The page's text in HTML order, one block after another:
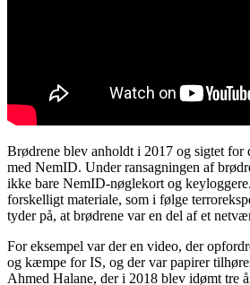
Brødrene blev anholdt i 2017 og sigtet for
med NemID. Under ransagningen af
ikke bare NemID-nøglekort og
forskelligt materiale, som i følge
tyder på, at brødrene var en del af et
For eksempel var der en video, der
og kæmpe for IS, og der var papirer
Ahmed Halane, der i 2018 blev idømt tre